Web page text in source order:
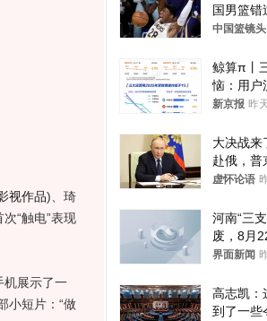
视作品) 、琦
次“触电”表现
展示了一
小短片：“做
国男篮错
中国篮镜头
鲸算π丨
恼：用户
入却越来
新京报 昨
大决战来
赴俄，普
76岁老
虚怀论语
河南“三
废，8月
界面新闻
高志凯：
到了一些